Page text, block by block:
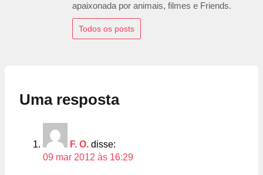
apaixonada por animais, filmes e Friends.
Todos os posts
Uma resposta
F. O. disse:
09 mar 2012 às 16:29